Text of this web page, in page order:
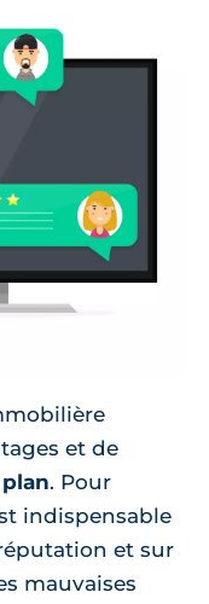
et de
. Pour
indispensable
et sur
mauvaises